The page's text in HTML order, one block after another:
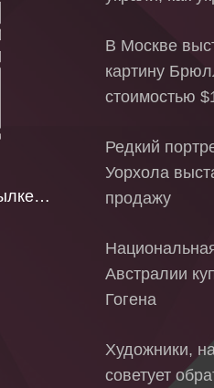
В Москве
картину
стоимостью
Редкий
Уорхола
продажу
Австралии
Гогена
Художники,
советует